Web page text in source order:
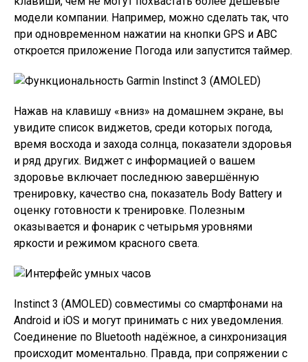
модели компании. Например, можно сделать так, что
при одновременном нажатии на кнопки GPS и ABC
откроется приложение Погода или запустится таймер.
Нажав на клавишу «вниз» на домашнем экране, вы
увидите список виджетов, среди которых погода,
время восхода и захода солнца, показатели здоровья
и ряд других. Виджет с информацией о вашем
здоровье включает последнюю завершённую
тренировку, качество сна, показатель Body Battery и
оценку готовности к тренировке. Полезным
оказывается и фонарик с четырьмя уровнями
яркости и режимом красного света.
Instinct 3 (AMOLED) совместимы со смартфонами на
Android и iOS и могут принимать с них уведомления.
Соединение по Bluetooth надёжное, а синхронизация
происходит моментально. Правда, при сопряжении с